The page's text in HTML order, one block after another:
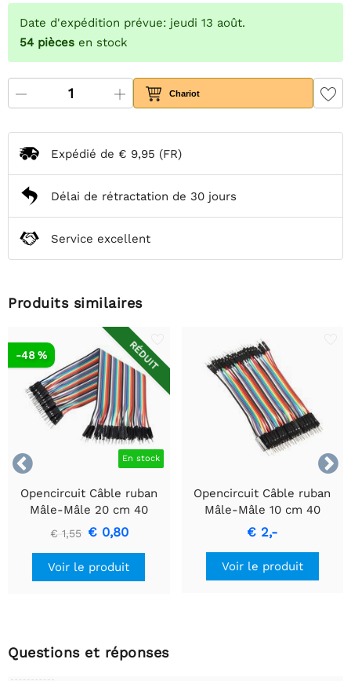
Date d'expédition prévue: jeudi 13 août.
54 pièces en stock
Chariot
Expédié de € 9,95 (FR)
Délai de rétractation de 30 jours
Service excellent
Produits similaires


RÉDUIT
En stock
-48 %
Opencircuit Câble ruban
Mâle-Mâle 20 cm 40
pièces
€ 1,55 € 0,80
Voir le produit
Opencircuit Câble ruban
Mâle-Mâle 10 cm 40
pièces
€ 2,-
Voir le produit
Questions et réponses